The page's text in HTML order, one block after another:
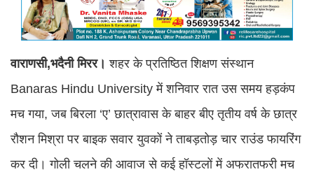
वाराणसी,भदैनी मिरर।शहर के प्रतिष्ठित शिक्षण संस्थान
Banaras Hindu University में शनिवार रात उस समय हड़कंप
मच गया, जब बिरला ‘ए’ छात्रावास के बाहर बीए तृतीय वर्ष के छात्र
रौशन मिश्रा पर बाइक सवार युवकों ने ताबड़तोड़ चार राउंड फायरिंग
कर दी। गोली चलने की आवाज से कई हॉस्टलों में अफरातफरी मच